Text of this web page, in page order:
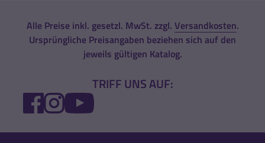
Alle Preise inkl. gesetzl. MwSt. zzgl. Versandkosten.
Ursprüngliche Preisangaben beziehen sich auf den
jeweils gültigen Katalog.
TRIFF UNS AUF:
FACEBOOK
INSTAGRAM
YOUTUBE